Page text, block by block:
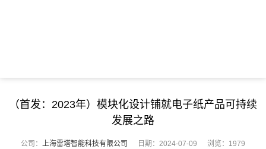
（首发：2023年）模块化设计铺就电子纸产品可持续
发展之路
公司：上海雷塔智能科技有限公司 日期： 2024-07-09 浏览：1979